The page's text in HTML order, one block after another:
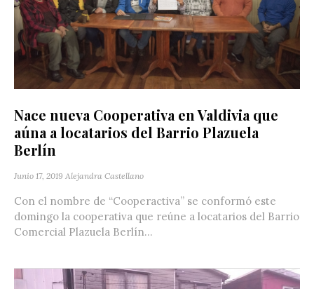
Nace nueva Cooperativa en Valdivia que
aúna a locatarios del Barrio Plazuela
Berlín
Junio 17, 2019 Alejandra Castellano
Con el nombre de “Cooperactiva” se conformó este
domingo la cooperativa que reúne a locatarios del Barrio
Comercial Plazuela Berlín...